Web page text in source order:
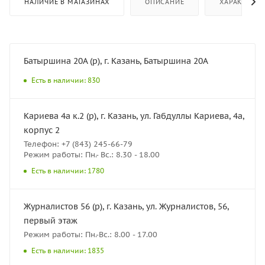
НАЛИЧИЕ В МАГАЗИНАХ ОПИСАНИЕ
Батыршина 20А (р), г. Казань, Батыршина 20А
Есть в наличии: 830
Кариева 4а к.2 (р), г. Казань, ул. Габдуллы Кариева, 4а,
корпус 2
Телефон: +7 (843) 245-66-79
Режим работы: Пн.- Вс.: 8.30 - 18.00
Есть в наличии: 1780
Журналистов 56 (р), г. Казань, ул. Журналистов, 56,
первый этаж
Режим работы: Пн.-Вс.: 8.00 - 17.00
Есть в наличии: 1835